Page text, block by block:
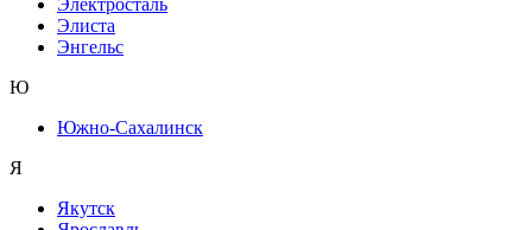
Электросталь
Элиста
Энгельс
Ю
Южно-Сахалинск
Я
Якутск